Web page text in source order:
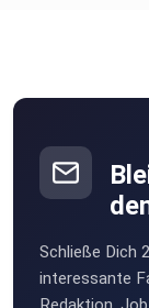
Velbert
plotzks
Muster
Schließe Dich
interessante